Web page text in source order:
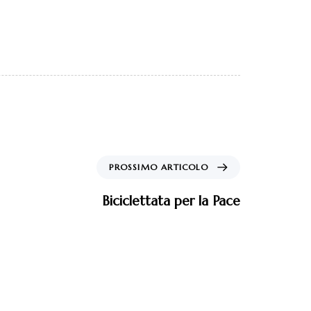
PROSSIMO ARTICOLO
Biciclettata per la Pace